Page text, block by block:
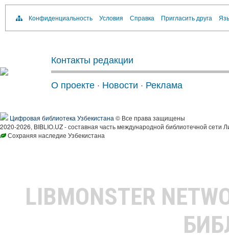
Конфиденциальность Условия Справка Пригласить друга
Контакты редакции
О проекте · Новости · Реклама
Цифровая библиотека Узбекистана © Все права защищены
2020-2026, BIBLIO.UZ - составная часть международной библиотечной сети
Сохраняя наследие Узбекистана
LIBMONSTER